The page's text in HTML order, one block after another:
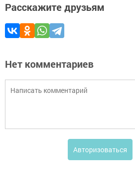
Расскажите друзьям
Нет комментариев
Авторизоваться